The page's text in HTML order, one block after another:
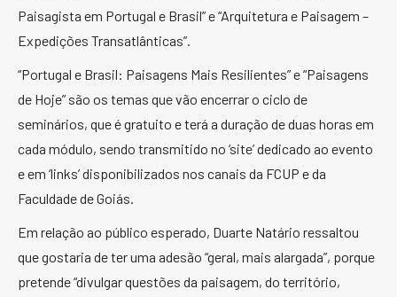
Paisagista em Portugal e Brasil” e “Arquitetura e Paisagem –
Expedições Transatlânticas”.
“Portugal e Brasil: Paisagens Mais Resilientes” e “Paisagens
de Hoje” são os temas que vão encerrar o ciclo de
seminários, que é gratuito e terá a duração de duas horas em
cada módulo, sendo transmitido no ‘site’ dedicado ao evento
e em ‘links’ disponibilizados nos canais da FCUP e da
Faculdade de Goiás.
Em relação ao público esperado, Duarte Natário ressaltou
que gostaria de ter uma adesão “geral, mais alargada”, porque
pretende “divulgar questões da paisagem, do território,